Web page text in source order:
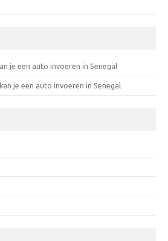
je een auto invoeren in Senegal
je een auto invoeren in Senegal